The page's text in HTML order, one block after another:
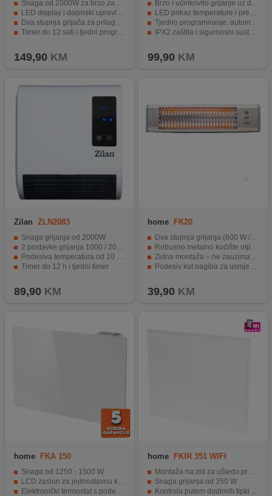
Snaga od 2000W za brzo zagrijavanje
LED display i daljinski upravljač
Dva stupnja grijača za prilagodbu temperature
Timer do 12 sati i tjedni program
149,90 KM
Brzo i učinkovito grijanje uz dvije razine snage (800 W / 2.000 W)
LED prikaz temperature i precizni termostat za maksimalnu kontrolu
Tjedno programiranje, automatski isključivač i senzor za otvoren prozor za uštedu energije
IPX2 zaštita i sigurnosni sustavi za siguran rad u vlažnom okolišu
99,90 KM
Zilan ZLN2083
Snaga grijanja od 2000W
2 postavke grijanja 1000 / 2000 W
Podesiva temperatura od 10 do 49 °C
Timer do 12 h i tjedni timer
89,90 KM
home FK20
Dva stupnja grijanja (600 W / 1200 W) prema potrebi
Robusno metalno kućište otporno na svakodnevnu upotrebu
Zidna montaža – ne zauzima prostor na podu
Podesiv kut nagiba za usmjereno grijanje
39,90 KM
home FKA 150
Snaga od 1250 - 1500 W
LCD zaslon za jednostavnu kontrolu
Elektronički termostat s podesivim rasponom temperature
home FKIR 351 WIFI
Montaža na zid za uštedu prostora.
Snaga grijanja od 350 W.
Kontrola putem dodirnih tipki ili aplikacije.